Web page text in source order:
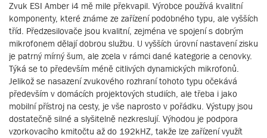
Zvuk ESI Amber i4 mě mile překvapil. Výrobce používá kvalitní
komponenty, které známe ze zařízení podobného typu, ale vyšších
tříd. Předzesilovače jsou kvalitní, zejména ve spojení s dobrým
mikrofonem dělají dobrou službu. U vyšších úrovní nastavení zisku
je patrný mírný šum, ale zcela v rámci dané kategorie a cenovky.
Týká se to především méně citlivých dynamických mikrofonů.
Jelikož se nasazení zvukového rozhraní tohoto typu očekává
především v domácích projektových studiích, ale třeba i jako
mobilní přístroj na cesty, je vše naprosto v pořádku. Výstupy jsou
dostatečně silné a slyšitelně nezkreslují. Výhodou je podpora
vzorkovacího kmitočtu až do 192kHZ, takže lze zařízení využít